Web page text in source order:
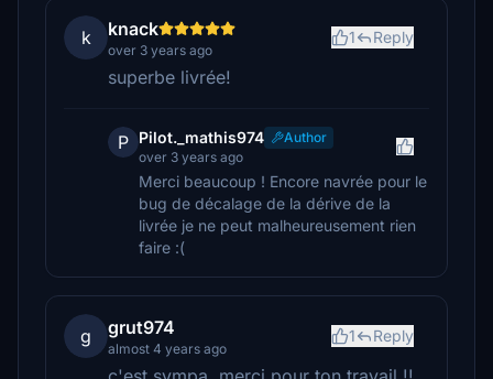
k knack
over 3 years ago
1 Reply
superbe livrée!
P Pilot._mathis974
Author
over 3 years ago
Merci beaucoup ! Encore navrée pour le
bug de décalage de la dérive de la
livrée je ne peut malheureusement rien
faire :(
g grut974
almost 4 years ago
1 Reply